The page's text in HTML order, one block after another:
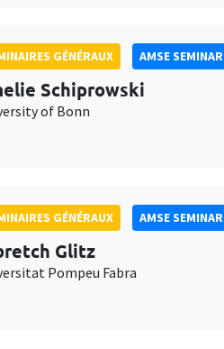
GÉNÉRAUX AMSE SEMINAR
Schiprowski
of Bonn
GÉNÉRAUX AMSE SEMINAR
Glitz
Pompeu Fabra